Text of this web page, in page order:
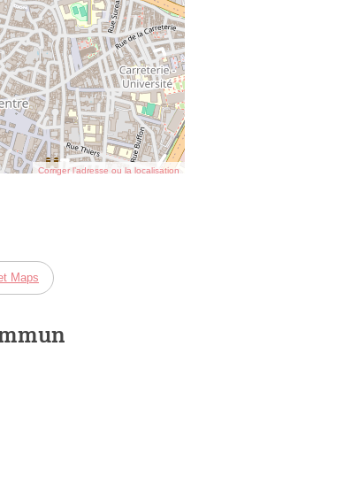
Corriger l’adresse ou la localisation
Maps